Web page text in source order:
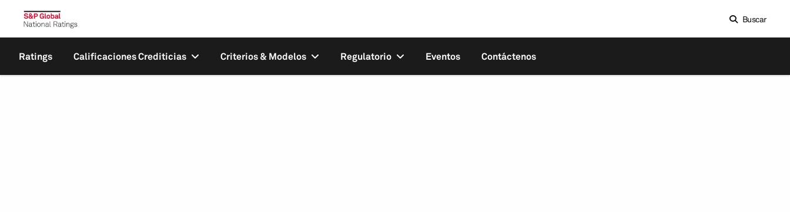
Buscar
Ratings Calificaciones Crediticias Criterios & Modelos Regulatorio Eventos Contáctenos